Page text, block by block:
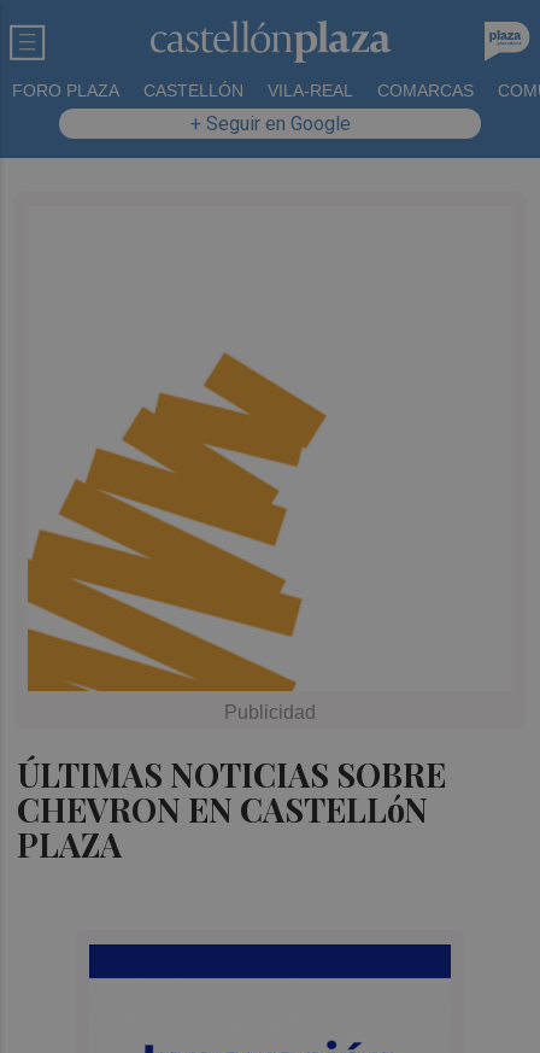
FORO PLAZA CASTELLÓN VILA-REAL COMARCAS
+ Seguir en Google
ÚLTIMAS NOTICIAS SOBRE
CHEVRON EN CASTELLóN
PLAZA